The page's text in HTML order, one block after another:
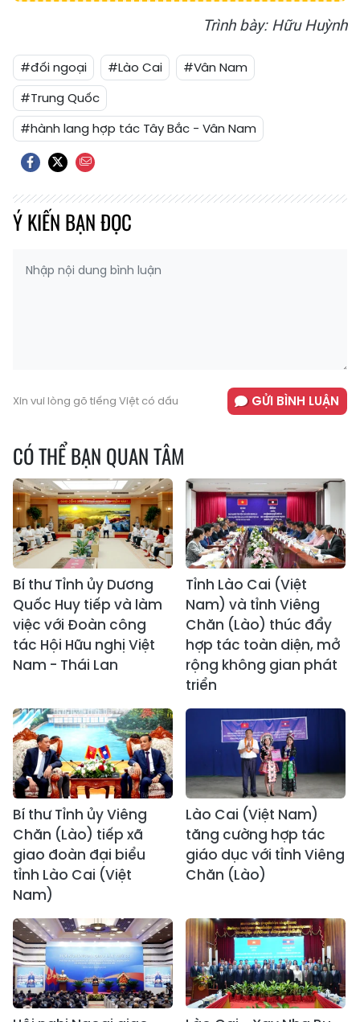
Trình bày: Hữu Huỳnh
#đối ngoại #Lào Cai
#Vân Nam
#Trung Quốc
#hành lang hợp tác Tây Bắc - Vân Nam
Ý KIẾN BẠN ĐỌC
Xin vui lòng gõ tiếng Việt có dấu GỬI BÌNH LUẬN
CÓ THỂ BẠN QUAN TÂM
Bí thư Tỉnh ủy Dương
Quốc Huy tiếp và làm
việc với Đoàn công
tác Hội Hữu nghị Việt
Nam - Thái Lan
Tỉnh Lào Cai (Việt
Nam) và tỉnh Viêng
Chăn (Lào) thúc đẩy
hợp tác toàn diện, mở
rộng không gian phát
triển
Bí thư Tỉnh ủy Viêng
Chăn (Lào) tiếp xã
giao đoàn đại biểu
tỉnh Lào Cai (Việt
Nam)
Lào Cai (Việt Nam)
tăng cường hợp tác
giáo dục với tỉnh Viêng
Chăn (Lào)